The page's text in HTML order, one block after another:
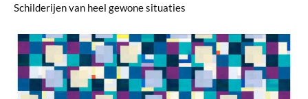
Schilderijen van heel gewone situaties